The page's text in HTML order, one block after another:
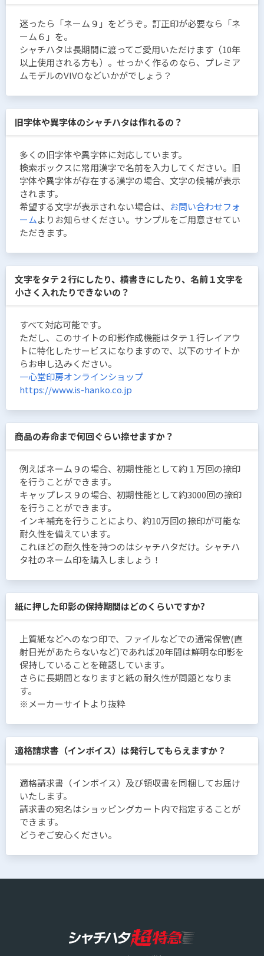
迷ったら「ネーム９」をどうぞ。訂正印が必要なら「ネ
ーム６」を。
シャチハタは長期間に渡ってご愛用いただけます（10年
以上使用される方も）。せっかく作るのなら、プレミア
ムモデルのVIVOなどいかがでしょう？
旧字体や異字体のシャチハタは作れるの？
多くの旧字体や異字体に対応しています。
検索ボックスに常用漢字で名前を入力してください。旧
字体や異字体が存在する漢字の場合、文字の候補が表示
されます。
希望する文字が表示されない場合は、 お問い合わせフォ
ームよりお知らせください。サンプルをご用意させてい
ただきます。
文字をタテ２行にしたり、横書きにしたり、名前１文字を
小さく入れたりできないの？
すべて対応可能です。
ただし、このサイトの印影作成機能はタテ１行レイアウ
トに特化したサービスになりますので、以下のサイトか
らお申し込みください。
一心堂印房オンラインショップ
https://www.is-hanko.co.jp
商品の寿命まで何回ぐらい捺せますか？
例えばネーム９の場合、初期性能として約１万回の捺印
を行うことができます。
キャップレス９の場合、初期性能として約3000回の捺印
を行うことができます。
インキ補充を行うことにより、約10万回の捺印が可能な
耐久性を備えています。
これほどの耐久性を持つのはシャチハタだけ。シャチハ
タ社のネーム印を購入しましょう！
紙に押した印影の保持期間はどのくらいですか?
上質紙などへのなつ印で、ファイルなどでの通常保管(直
射日光があたらないなど)であれば20年間は鮮明な印影を
保持していることを確認しています。
さらに長期間となりますと紙の耐久性が問題となりま
す。
※メーカーサイトより抜粋
適格請求書（インボイス）は発行してもらえますか？
適格請求書（インボイス）及び領収書を同梱してお届け
いたします。
請求書の宛名はショッピングカート内で指定することが
できます。
どうぞご安心ください。